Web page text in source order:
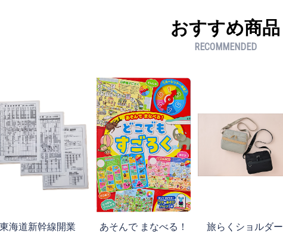
おすすめ商品
RECOMMENDED
東海道新幹線開業
あそんで まなべる！
旅らくショルダー